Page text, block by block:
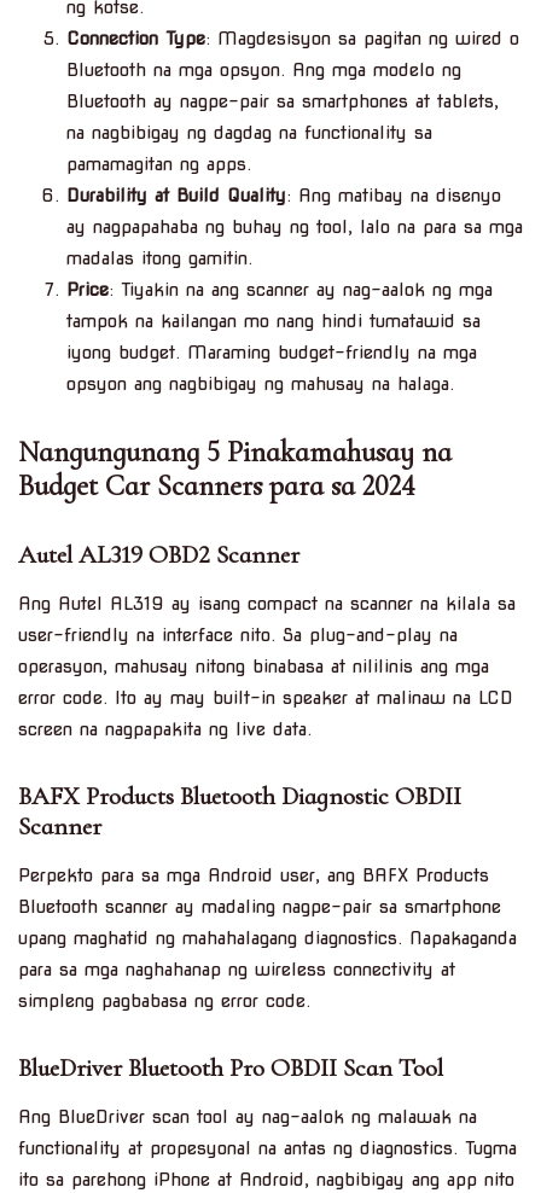
ng kotse.
Connection Type: Magdesisyon sa pagitan ng wired o
Bluetooth na mga opsyon. Ang mga modelo ng
Bluetooth ay nagpe-pair sa smartphones at tablets,
na nagbibigay ng dagdag na functionality sa
pamamagitan ng apps.
Durability at Build Quality: Ang matibay na disenyo
ay nagpapahaba ng buhay ng tool, lalo na para sa mga
madalas itong gamitin.
Price: Tiyakin na ang scanner ay nag-aalok ng mga
tampok na kailangan mo nang hindi tumatawid sa
iyong budget. Maraming budget-friendly na mga
opsyon ang nagbibigay ng mahusay na halaga.
Nangungunang 5 Pinakamahusay na
Budget Car Scanners para sa 2024
Autel AL319 OBD2 Scanner
Ang Autel AL319 ay isang compact na scanner na kilala sa
user-friendly na interface nito. Sa plug-and-play na
operasyon, mahusay nitong binabasa at nililinis ang mga
error code. Ito ay may built-in speaker at malinaw na LCD
screen na nagpapakita ng live data.
BAFX Products Bluetooth Diagnostic OBDII
Scanner
Perpekto para sa mga Android user, ang BAFX Products
Bluetooth scanner ay madaling nagpe-pair sa smartphone
upang maghatid ng mahahalagang diagnostics. Napakaganda
para sa mga naghahanap ng wireless connectivity at
simpleng pagbabasa ng error code.
BlueDriver Bluetooth Pro OBDII Scan Tool
Ang BlueDriver scan tool ay nag-aalok ng malawak na
functionality at propesyonal na antas ng diagnostics. Tugma
ito sa parehong iPhone at Android, nagbibigay ang app nito